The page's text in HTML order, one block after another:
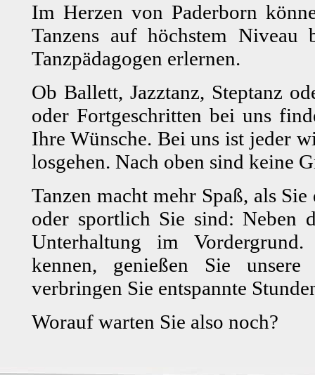
Im Herzen von Paderborn
Tanzens auf höchstem Niveau
Tanzpädagogen erlernen.
Ob Ballett, Jazztanz, Steptanz
oder Fortgeschritten bei uns
Ihre Wünsche. Bei uns ist jeder
losgehen. Nach oben sind keine
Tanzen macht mehr Spaß, als
oder sportlich Sie sind: Neben
Unterhaltung im
kennen, genießen Sie
verbringen Sie entspannte
Worauf warten Sie also noch?